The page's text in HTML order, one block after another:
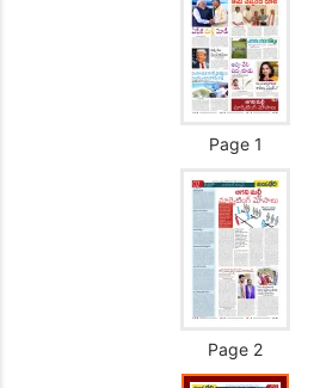
Page 1
Page 2